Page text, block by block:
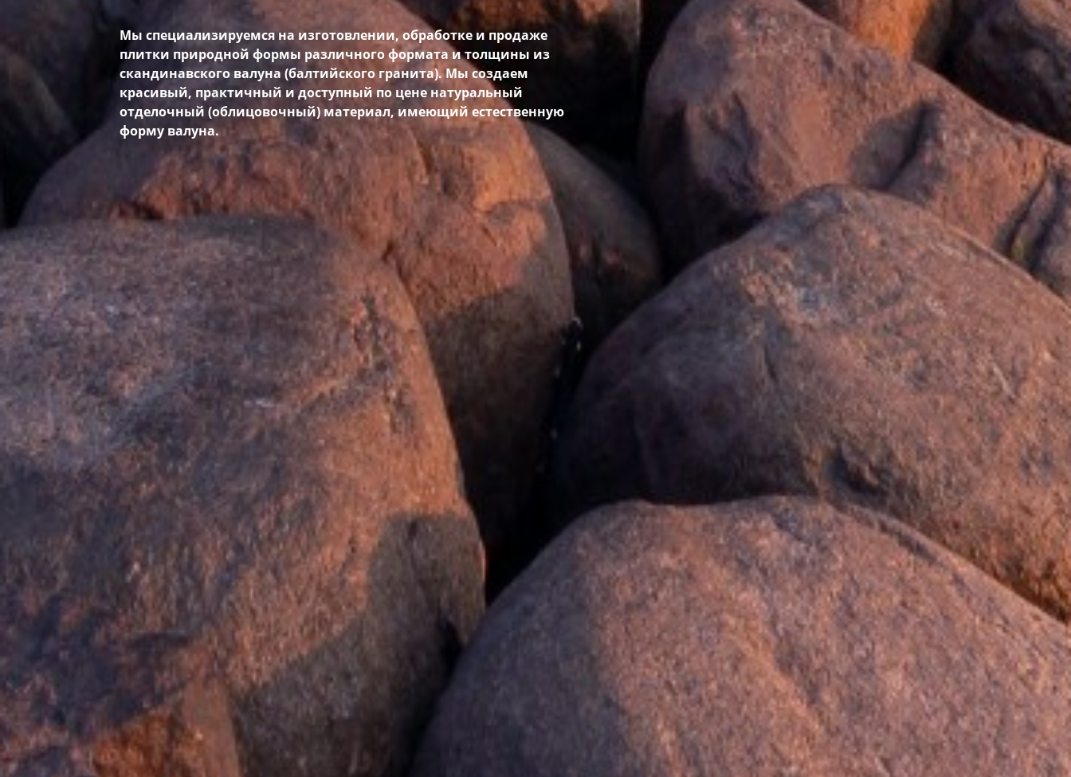
Мы специализируемся на изготовлении, обработке и продаже
плитки природной формы различного формата и толщины из
скандинавского валуна (балтийского гранита). Мы создаем
красивый, практичный и доступный по цене натуральный
отделочный (облицовочный) материал, имеющий естественную
форму валуна.